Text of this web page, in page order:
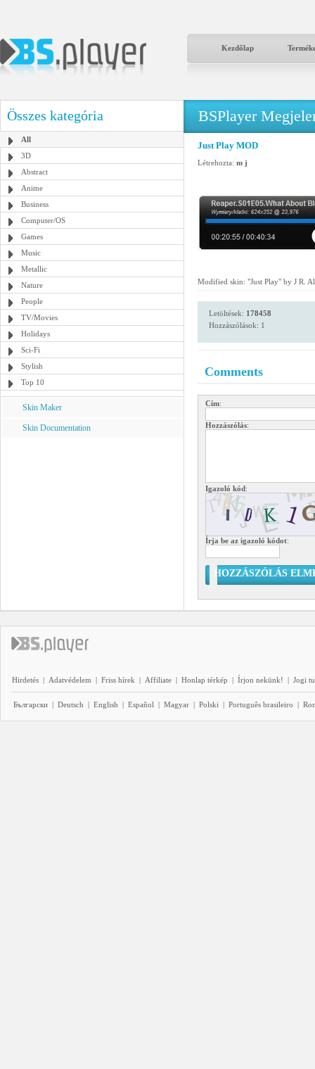
Kezdőlap
Összes kategória
All
3D
Abstract
Anime
Business
Computer/OS
Games
Music
Metallic
Nature
People
TV/Movies
Holidays
Sci-Fi
Stylish
Top 10
Skin Maker
Skin Documentation
BSPlayer
Just Play MOD
Létrehozta: m j
Modified skin: "Just Play" by J R.
Letöltések: 178458
Hozzászólások: 1
Comments
Cím:
Hozzászólás:
Igazoló kód:
Írja be az igazoló kódot:
HOZZÁSZÓLÁS
Hirdetés | Adatvédelem | Friss hírek | Affiliate | Honlap térkép | Írjon nekünk! | Jogi
Български | Deutsch | English | Español | Magyar | Polski | Português brasileiro |